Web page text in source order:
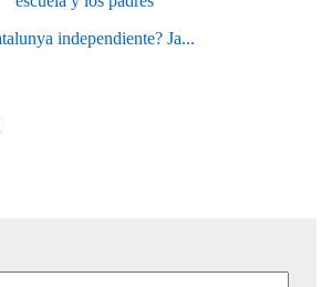
independiente? Ja...